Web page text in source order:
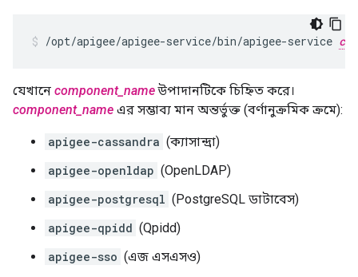
/opt/apigee/apigee-service/bin/apigee-service
যেখানে component_nameউপাদানটিকে চিহ্নিত করে।
component_name এর সম্ভাব্য মান অন্তর্ভুক্ত (বর্ণানুক্রমিক ক্রমে):
apigee-cassandra (ক্যাসান্দ্রা)
apigee-openldap (OpenLDAP)
apigee-postgresql (PostgreSQL ডাটাবেস)
apigee-qpidd (Qpidd)
apigee-sso (এজ এসএসও)